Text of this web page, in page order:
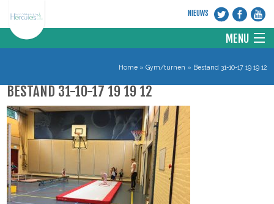
NIEUWS
MENU
HOME
Home» Gym/turnen » Bestand 31-10-17 19 19 12
BESTAND 31-10-17 19 19 12